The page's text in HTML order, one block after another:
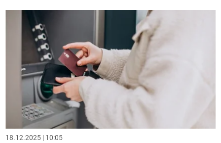
18.12.2025 | 10:05